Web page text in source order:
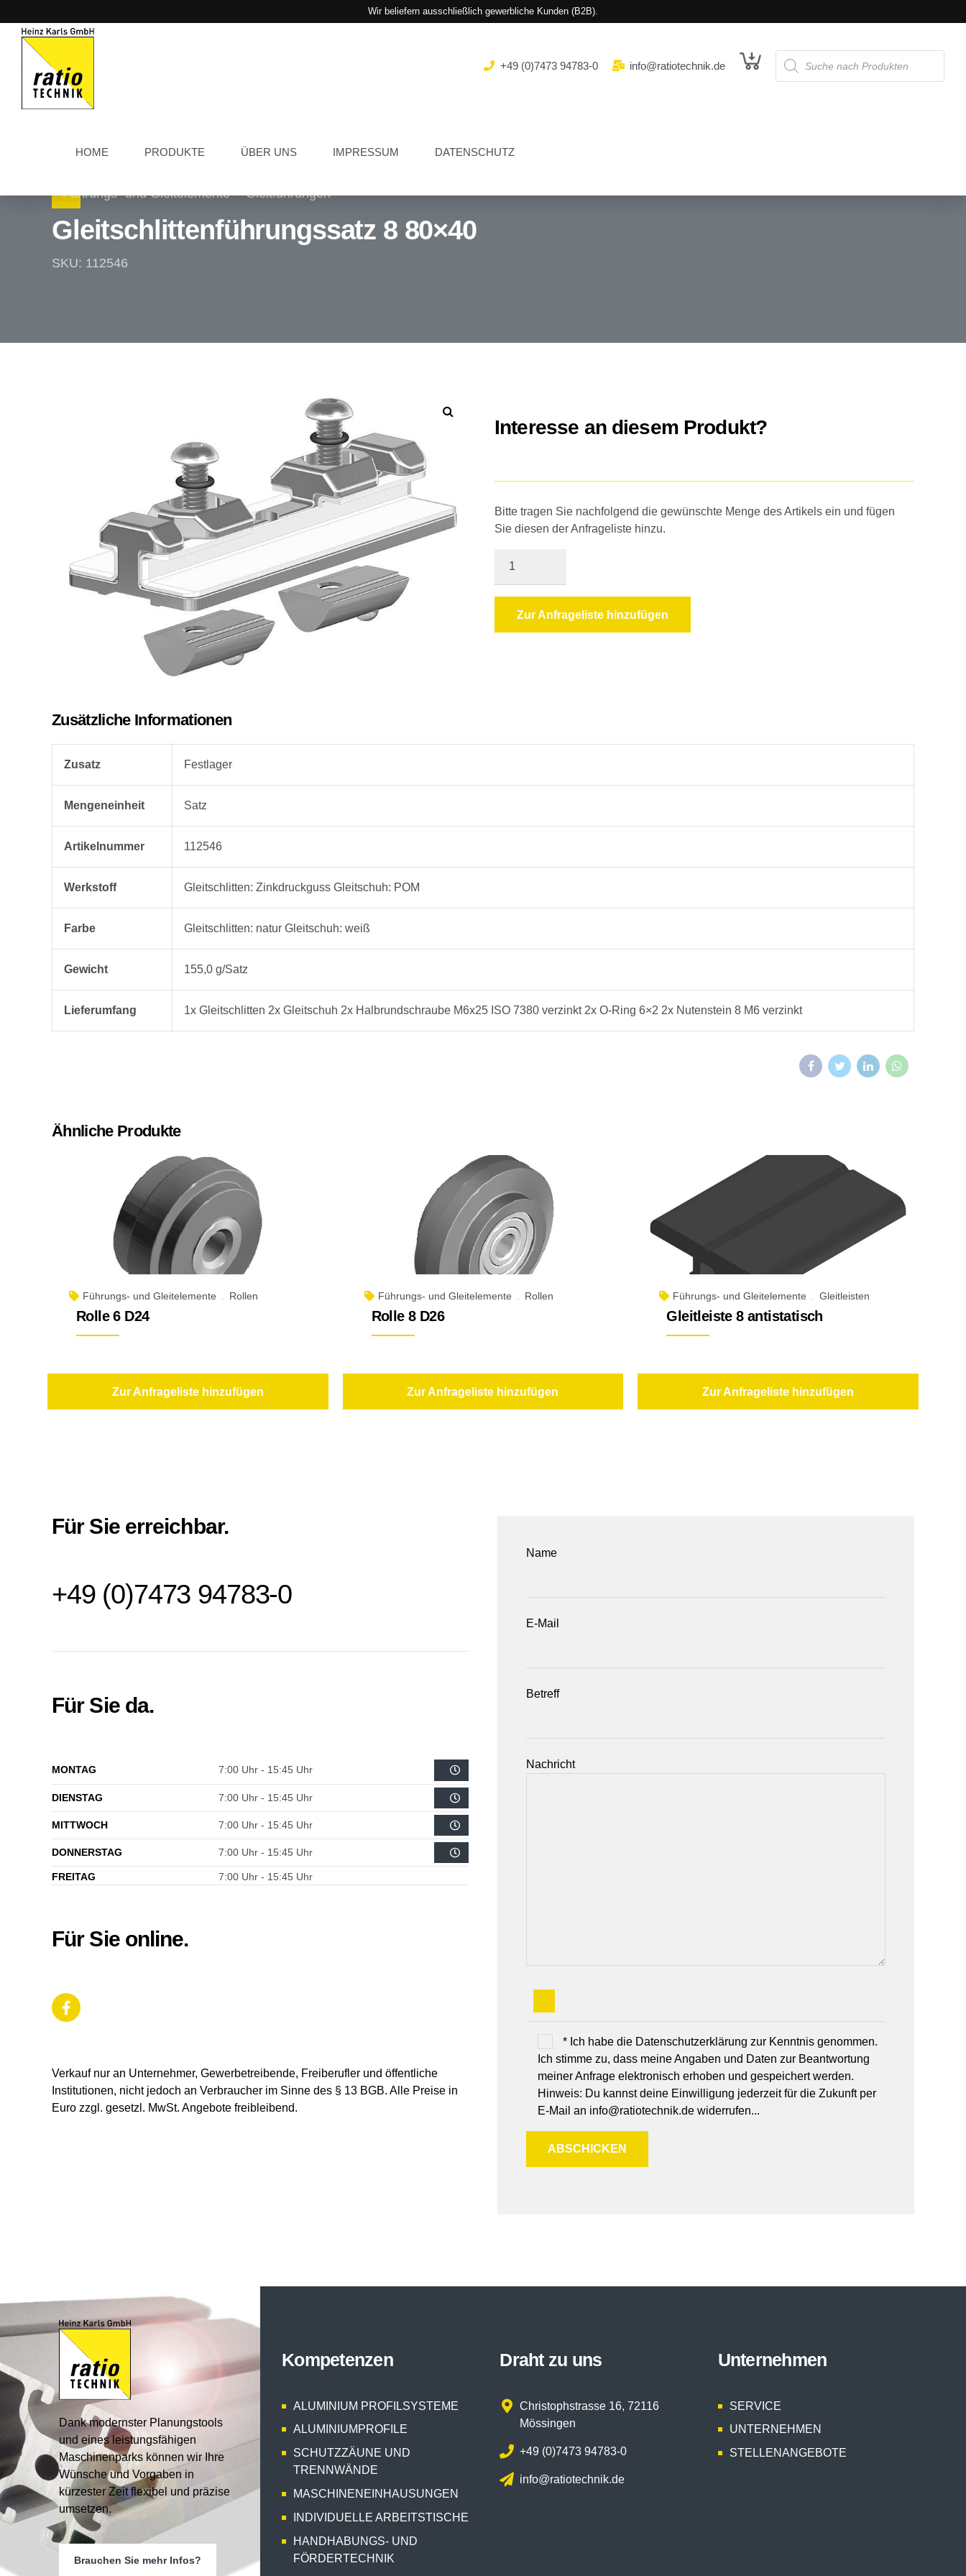
Wir beliefern ausschließlich gewerbliche Kunden (B2B).
+49 (0)7473 94783-0 info@ratiotechnik.de
HOME PRODUKTE ÜBER UNS IMPRESSUM DATENSCHUTZ
Führungs- und Gleitelemente Gleitführungen
Gleitschlittenführungssatz 8 80×40
SKU: 112546
Interesse an diesem Produkt?
Bitte tragen Sie nachfolgend die gewünschte Menge des Artikels ein und fügen
Sie diesen der Anfrageliste hinzu.
Zur Anfrageliste hinzufügen
Zusätzliche Informationen
Zusatz Festlager
Mengeneinheit Satz
Artikelnummer 112546
Werkstoff Gleitschlitten: Zinkdruckguss Gleitschuh: POM
Farbe Gleitschlitten: natur Gleitschuh: weiß
Gewicht 155,0 g/Satz
Lieferumfang 1x Gleitschlitten 2x Gleitschuh 2x Halbrundschraube M6x25 ISO 7380 verzinkt 2x O-Ring 6×2 2x Nutenstein 8 M6 verzinkt
Ähnliche Produkte
Führungs- und Gleitelemente Rollen
Rolle 6 D24
Zur Anfrageliste hinzufügen
Führungs- und Gleitelemente Rollen
Rolle 8 D26
Zur Anfrageliste hinzufügen
Führungs- und Gleitelemente Gleitleisten
Gleitleiste 8 antistatisch
Zur Anfrageliste hinzufügen
Für Sie erreichbar.
+49 (0)7473 94783-0
Für Sie da.
MONTAG 7:00 Uhr - 15:45 Uhr
DIENSTAG 7:00 Uhr - 15:45 Uhr
MITTWOCH 7:00 Uhr - 15:45 Uhr
DONNERSTAG 7:00 Uhr - 15:45 Uhr
FREITAG 7:00 Uhr - 15:45 Uhr
Für Sie online.
Verkauf nur an Unternehmer, Gewerbetreibende, Freiberufler und öffentliche
Institutionen, nicht jedoch an Verbraucher im Sinne des § 13 BGB. Alle Preise in
Euro zzgl. gesetzl. MwSt. Angebote freibleibend.
Name
E-Mail
Betreff
Nachricht
* Ich habe die Datenschutzerklärung zur Kenntnis genommen.
Ich stimme zu, dass meine Angaben und Daten zur Beantwortung
meiner Anfrage elektronisch erhoben und gespeichert werden.
Hinweis: Du kannst deine Einwilligung jederzeit für die Zukunft per
E-Mail an info@ratiotechnik.de widerrufen...
Dank modernster Planungstools
und eines leistungsfähigen
Maschinenparks können wir Ihre
Wünsche und Vorgaben in
kürzester Zeit flexibel und präzise
umsetzen.
Brauchen Sie mehr Infos?
Kompetenzen
ALUMINIUM PROFILSYSTEME
ALUMINIUMPROFILE
SCHUTZZÄUNE UND
TRENNWÄNDE
MASCHINENEINHAUSUNGEN
INDIVIDUELLE ARBEITSTISCHE
HANDHABUNGS- UND
FÖRDERTECHNIK
Draht zu uns
Christophstrasse 16, 72116
Mössingen
+49 (0)7473 94783-0
info@ratiotechnik.de
Unternehmen
SERVICE
UNTERNEHMEN
STELLENANGEBOTE